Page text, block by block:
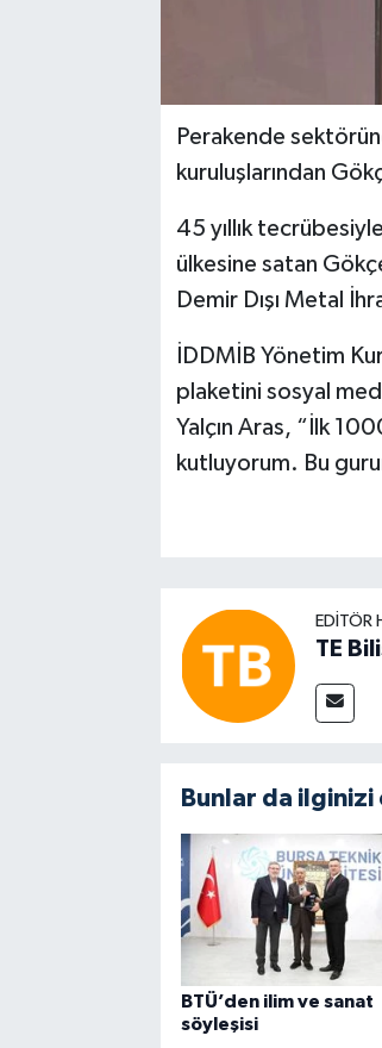
Perakende
kuruluşlarından
45 yıllık
ülkesine satan
Demir Dışı Metal
İDDMİB Yönetim
plaketini sosyal
Yalçın Aras, “İlk
kutluyorum. Bu
EDITÖR
TE
Bunlar da
BTÜ’den ilim ve sanat
söyleşisi